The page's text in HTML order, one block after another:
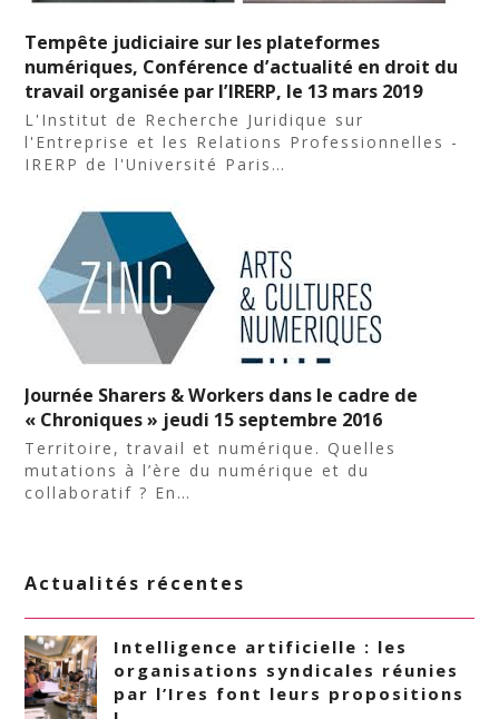
Tempête judiciaire sur les plateformes
numériques, Conférence d’actualité en droit du
travail organisée par l’IRERP, le 13 mars 2019
L'Institut de Recherche Juridique sur
l'Entreprise et les Relations Professionnelles -
IRERP de l'Université Paris…
Journée Sharers & Workers dans le cadre de
« Chroniques » jeudi 15 septembre 2016
Territoire, travail et numérique. Quelles
mutations à l’ère du numérique et du
collaboratif ? En…
Actualités récentes
Intelligence artificielle : les
organisations syndicales réunies
par l’Ires font leurs propositions